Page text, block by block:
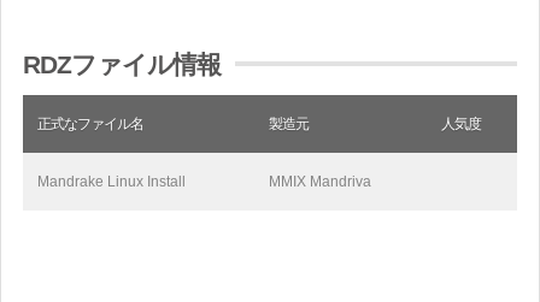
RDZファイル情報
正式なファイル名 製造元 人気度
Mandrake Linux Install MMIX Mandriva